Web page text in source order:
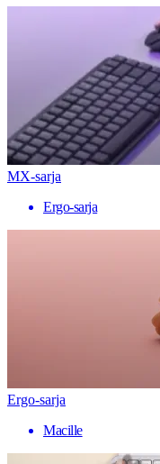
MX-sarja
Ergo-sarja
Ergo-sarja
Macille